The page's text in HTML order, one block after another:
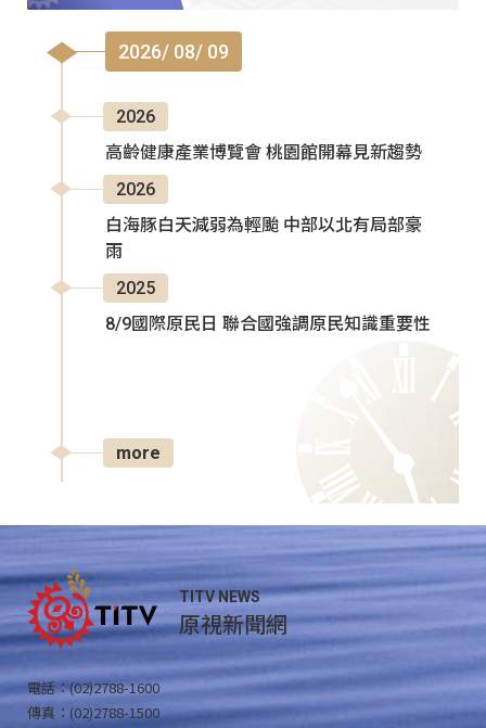
2026/ 08/ 09
2026
高齡健康產業博覽會 桃園館開幕見新趨勢
2026
白海豚白天減弱為輕颱 中部以北有局部豪
雨
2025
8/9國際原民日 聯合國強調原民知識重要性
more
TITV NEWS
原視新聞網
電話：(02)2788-1600
傳真：(02)2788-1500